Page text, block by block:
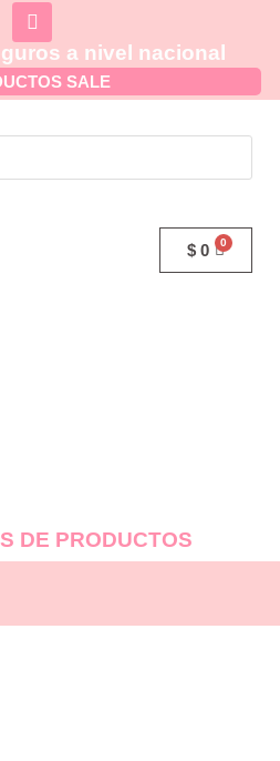
a nivel nacional
SALE
$ 0
DE PRODUCTOS